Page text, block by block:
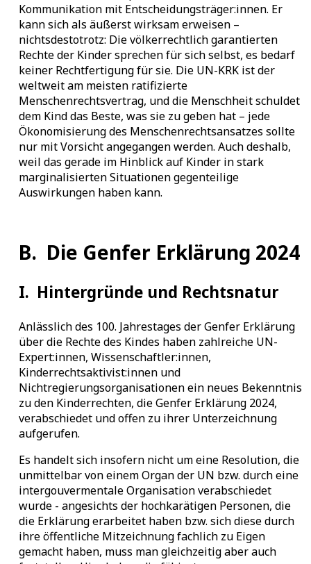
Kommunikation mit Entscheidungsträger:innen. Er
kann sich als äußerst wirksam erweisen –
nichtsdestotrotz: Die völkerrechtlich garantierten
Rechte der Kinder sprechen für sich selbst, es bedarf
keiner Rechtfertigung für sie. Die UN-KRK ist der
weltweit am meisten ratifizierte
Menschenrechtsvertrag, und die Menschheit schuldet
dem Kind das Beste, was sie zu geben hat – jede
Ökonomisierung des Menschenrechtsansatzes sollte
nur mit Vorsicht angegangen werden. Auch deshalb,
weil das gerade im Hinblick auf Kinder in stark
marginalisierten Situationen gegenteilige
Auswirkungen haben kann.
B. Die Genfer Erklärung 2024
I. Hintergründe und Rechtsnatur
Anlässlich des 100. Jahrestages der Genfer Erklärung
über die Rechte des Kindes haben zahlreiche UN-
Expert:innen, Wissenschaftler:innen,
Kinderrechtsaktivist:innen und
Nichtregierungsorganisationen ein neues Bekenntnis
zu den Kinderrechten, die Genfer Erklärung 2024,
verabschiedet und offen zu ihrer Unterzeichnung
aufgerufen.
Es handelt sich insofern nicht um eine Resolution, die
unmittelbar von einem Organ der UN bzw. durch eine
intergouvermentale Organisation verabschiedet
wurde - angesichts der hochkarätigen Personen, die
die Erklärung erarbeitet haben bzw. sich diese durch
ihre öffentliche Mitzeichnung fachlich zu Eigen
gemacht haben, muss man gleichzeitig aber auch